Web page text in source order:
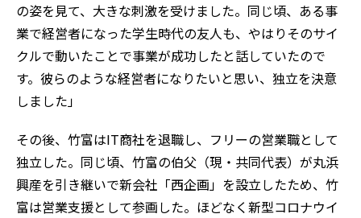
の姿を見て、大きな刺激を受けました。同じ頃、ある事
業で経営者になった学生時代の友人も、やはりそのサイ
クルで動いたことで事業が成功したと話していたので
す。彼らのような経営者になりたいと思い、独立を決意
しました」
その後、竹富はIT商社を退職し、フリーの営業職として
独立した。同じ頃、竹富の伯父（現・共同代表）が丸浜
興産を引き継いで新会社「西企画」を設立したため、竹
富は営業支援として参画した。ほどなく新型コロナウイ